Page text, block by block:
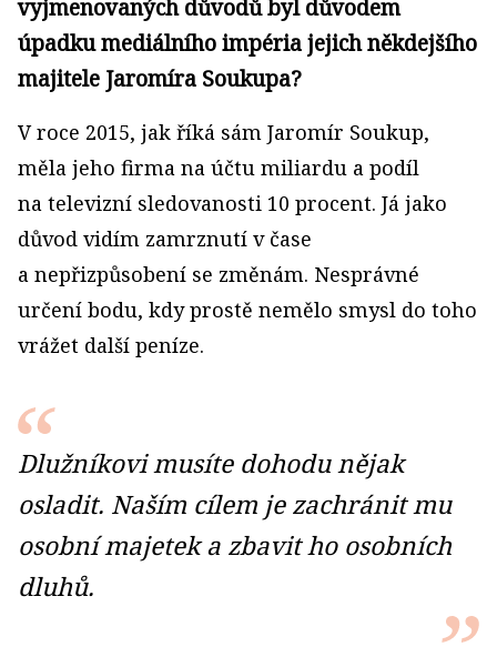
vyjmenovaných důvodů byl důvodem
úpadku mediálního impéria jejich někdejšího
majitele Jaromíra Soukupa?
V roce 2015, jak říká sám Jaromír Soukup,
měla jeho firma na účtu miliardu a podíl
na televizní sledovanosti 10 procent. Já jako
důvod vidím zamrznutí v čase
a nepřizpůsobení se změnám. Nesprávné
určení bodu, kdy prostě nemělo smysl do toho
vrážet další peníze.
Dlužníkovi musíte dohodu nějak
osladit. Naším cílem je zachránit mu
osobní majetek a zbavit ho osobních
dluhů.